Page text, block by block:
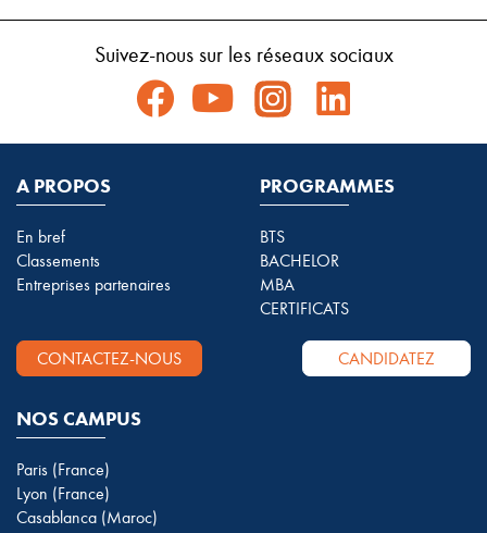
Suivez-nous sur les réseaux sociaux
A PROPOS
En bref
Classements
Entreprises partenaires
PROGRAMMES
BTS
BACHELOR
MBA
CERTIFICATS
CONTACTEZ-NOUS CANDIDATEZ
NOS CAMPUS
Paris (France)
Lyon (France)
Casablanca (Maroc)